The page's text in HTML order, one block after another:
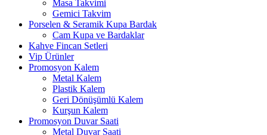
Masa Takvimi
Gemici Takvim
Porselen & Seramik Kupa Bardak
Cam Kupa ve Bardaklar
Kahve Fincan Setleri
Vip Ürünler
Promosyon Kalem
Metal Kalem
Plastik Kalem
Geri Dönüşümlü Kalem
Kurşun Kalem
Promosyon Duvar Saati
Metal Duvar Saati